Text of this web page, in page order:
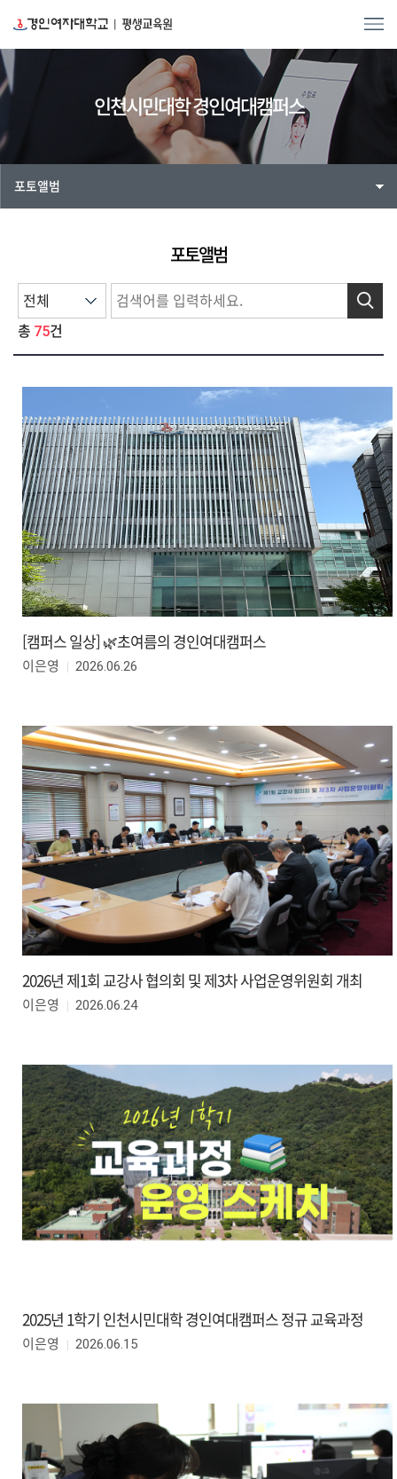
인천시민대학 경인여대캠퍼스
포토앨범
포토앨범
총 75건
[캠퍼스 일상] 🌿초여름의 경인여대캠퍼스
이은영 2026.06.26
2026년 제1회 교강사 협의회 및 제3차 사업운영위원회 개최
이은영 2026.06.24
2025년 1학기 인천시민대학 경인여대캠퍼스 정규 교육과정
이은영 2026.06.15